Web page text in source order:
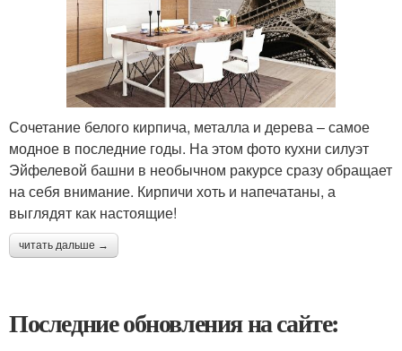
Сочетание белого кирпича, металла и дерева – самое
модное в последние годы. На этом фото кухни силуэт
Эйфелевой башни в необычном ракурсе сразу обращает
на себя внимание. Кирпичи хоть и напечатаны, а
выглядят как настоящие!
читать дальше →
Последние обновления на сайте: